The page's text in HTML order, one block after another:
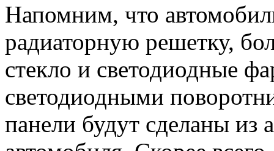
Напомним, что
радиаторную решетку,
стекло и светодиодные
светодиодными
панели будут сделаны из